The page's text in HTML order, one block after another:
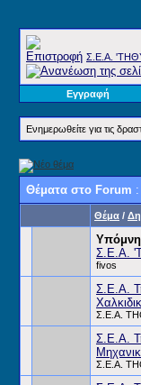
Σ.E.A.
Εγγραφή
Ενημερωθείτε για τις
Θέματα στο Forum
Θέμα /
Σ.Ε.Α.
fivos
Σ.Ε.Α.
Σ.Ε.Α.
Σ.Ε.Α.
Σ.Ε.Α.